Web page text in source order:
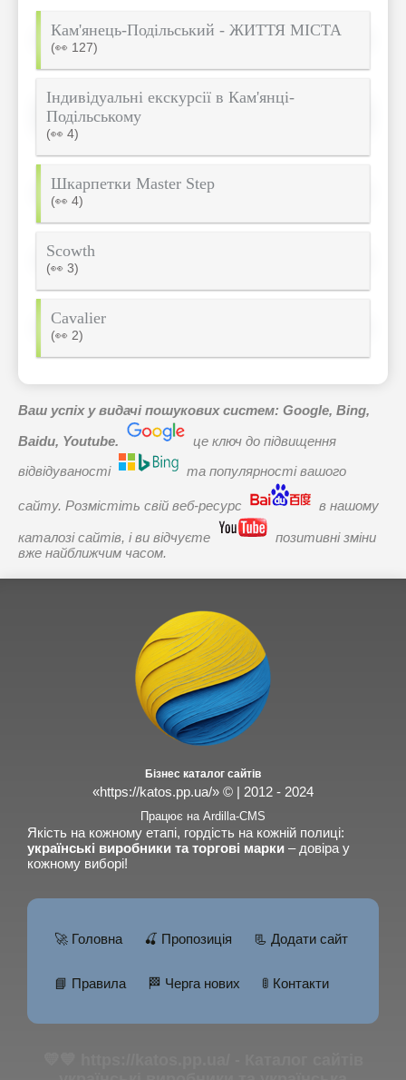
Кам'янець-Подільський - ЖИТТЯ МІСТА
(👀 127)
Індивідуальні екскурсії в Кам'янці-
Подільському
(👀 4)
Шкарпетки Master Step
(👀 4)
Scowth
(👀 3)
Cavalier
(👀 2)
Ваш успіх у видачі пошукових систем: Google, Bing,
Baidu, Youtube.
це ключ до підвищення
відвідуваності
та популярності вашого
сайту. Розмістіть свій веб-ресурс в нашому
каталозі сайтів, і ви відчуєте
позитивні зміни
вже найближчим часом.
Бізнес каталог сайтів
«https://katos.pp.ua/» © | 2012 - 2024
Працює на Ardilla-CMS
Якість на кожному етапі, гордість на кожній полиці:
українські виробники та торгові марки – довіра у
кожному виборі!
🚀 Головна 🍒 Пропозиція 📃 Додати сайт
📘 Правила 🏁 Черга нових 🚦 Контакти